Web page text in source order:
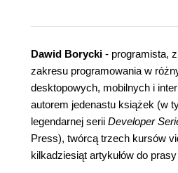
Dawid Borycki - programista,
zakresu programowania w
desktopowych, mobilnych i
autorem jedenastu książek (w
legendarnej serii Developer
Press), twórcą trzech kursów
kilkadziesiąt artykułów do